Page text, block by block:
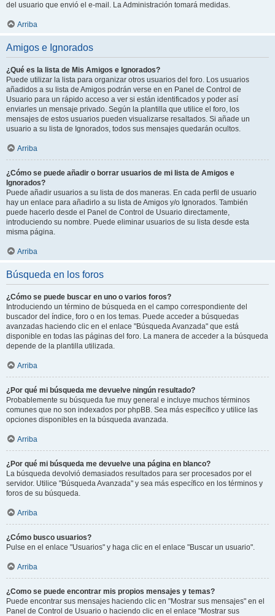
del usuario que envió el e-mail. La Administración tomará medidas.
Arriba
Amigos e Ignorados
¿Qué es la lista de Mis Amigos e Ignorados?
Puede utilizar la lista para organizar otros usuarios del foro. Los usuarios
añadidos a su lista de Amigos podrán verse en en Panel de Control de
Usuario para un rápido acceso a ver si están identificados y poder así
enviarles un mensaje privado. Según la plantilla que utilice el foro, los
mensajes de estos usuarios pueden visualizarse resaltados. Si añade un
usuario a su lista de Ignorados, todos sus mensajes quedarán ocultos.
Arriba
¿Cómo se puede añadir o borrar usuarios de mi lista de Amigos e
Ignorados?
Puede añadir usuarios a su lista de dos maneras. En cada perfil de usuario
hay un enlace para añadirlo a su lista de Amigos y/o Ignorados. También
puede hacerlo desde el Panel de Control de Usuario directamente,
introduciendo su nombre. Puede eliminar usuarios de su lista desde esta
misma página.
Arriba
Búsqueda en los foros
¿Cómo se puede buscar en uno o varios foros?
Introduciendo un término de búsqueda en el campo correspondiente del
buscador del índice, foro o en los temas. Puede acceder a búsquedas
avanzadas haciendo clic en el enlace "Búsqueda Avanzada" que está
disponible en todas las páginas del foro. La manera de acceder a la búsqueda
depende de la plantilla utilizada.
Arriba
¿Por qué mi búsqueda me devuelve ningún resultado?
Probablemente su búsqueda fue muy general e incluye muchos términos
comunes que no son indexados por phpBB. Sea más específico y utilice las
opciones disponibles en la búsqueda avanzada.
Arriba
¿Por qué mi búsqueda me devuelve una página en blanco?
La búsqueda devolvió demasiados resultados para ser procesados por el
servidor. Utilice "Búsqueda Avanzada" y sea más específico en los términos y
foros de su búsqueda.
Arriba
¿Cómo busco usuarios?
Pulse en el enlace "Usuarios" y haga clic en el enlace "Buscar un usuario".
Arriba
¿Como se puede encontrar mis propios mensajes y temas?
Puede encontrar sus mensajes haciendo clic en "Mostrar sus mensajes" en el
Panel de Control de Usuario o haciendo clic en el enlace "Mostrar sus